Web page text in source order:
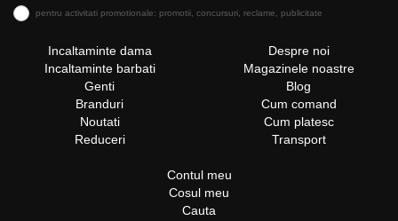
pentru activitati promotionale: promotii, concursuri, reclame, publicitate
Incaltaminte dama
Incaltaminte barbati
Genti
Branduri
Noutati
Reduceri
Despre noi
Magazinele noastre
Blog
Cum comand
Cum platesc
Transport
Contul meu
Cosul meu
Cauta